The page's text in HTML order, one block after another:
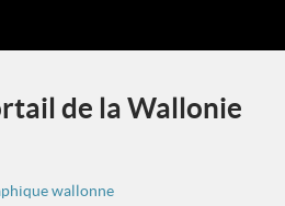
de la Wallonie
wallonne